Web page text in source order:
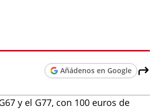
Añádenos en Google
y el G77, con 100 euros de